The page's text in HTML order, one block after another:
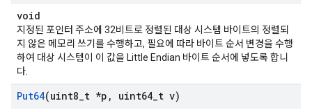
void
지정된 포인터 주소에 32비트로 정렬된 대상 시스템 바이트의 정렬되
지 않은 메모리 쓰기를 수행하고, 필요에 따라 바이트 순서 변경을 수행
하여 대상 시스템이 이 값을 Little Endian 바이트 순서에 넣도록 합니
다.
Put64(uint8 t *p , uint64 t v)